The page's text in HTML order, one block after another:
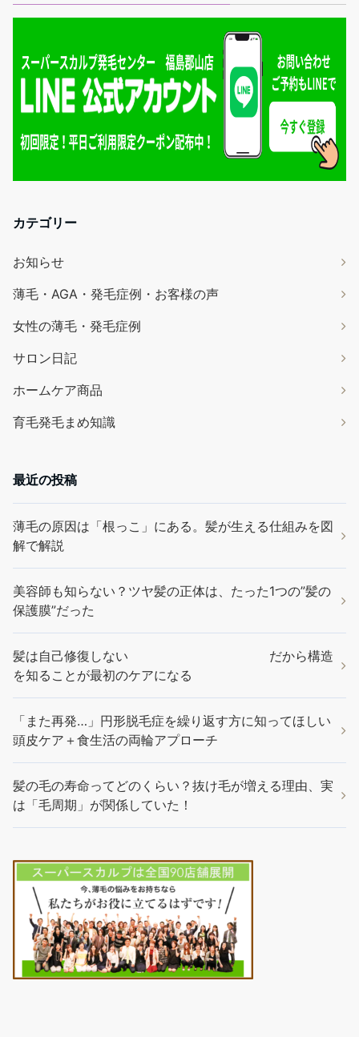
カテゴリー
お知らせ
薄毛・AGA・発毛症例・お客様の声
女性の薄毛・発毛症例
サロン日記
ホームケア商品
育毛発毛まめ知識
最近の投稿
薄毛の原因は「根っこ」にある。髪が生える仕組みを図
解で解説
美容師も知らない？ツヤ髪の正体は、たった1つの”髪の
保護膜”だった
髪は自己修復しない だから構造
を知ることが最初のケアになる
「また再発…」円形脱毛症を繰り返す方に知ってほしい
頭皮ケア＋食生活の両輪アプローチ
髪の毛の寿命ってどのくらい？抜け毛が増える理由、実
は「毛周期」が関係していた！